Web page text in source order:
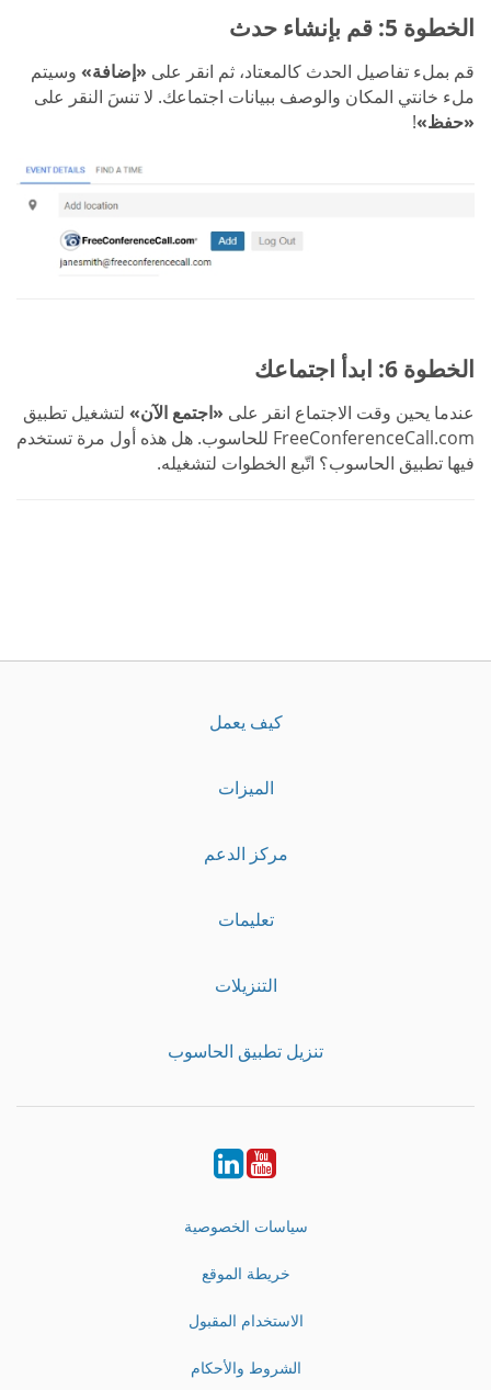
الخطوة 5: قم بإنشاء حدث
قم بملء تفاصيل الحدث كالمعتاد، ثم انقر على «إضافة» وسيتم
ملء خانتي المكان والوصف ببيانات اجتماعك. لا تنسَ النقر على
«حفظ»!
الخطوة 6: ابدأ اجتماعك
عندما يحين وقت الاجتماع انقر على «اجتمع الآن» لتشغيل تطبيق
FreeConferenceCall.com للحاسوب. هل هذه أول مرة تستخدم
فيها تطبيق الحاسوب؟ اتّبع الخطوات لتشغيله.
كيف يعمل
الميزات
مركز الدعم
تعليمات
التنزيلات
تنزيل تطبيق الحاسوب
Youtube
LinkedIn
سياسات الخصوصية
خريطة الموقع
الاستخدام المقبول
الشروط والأحكام